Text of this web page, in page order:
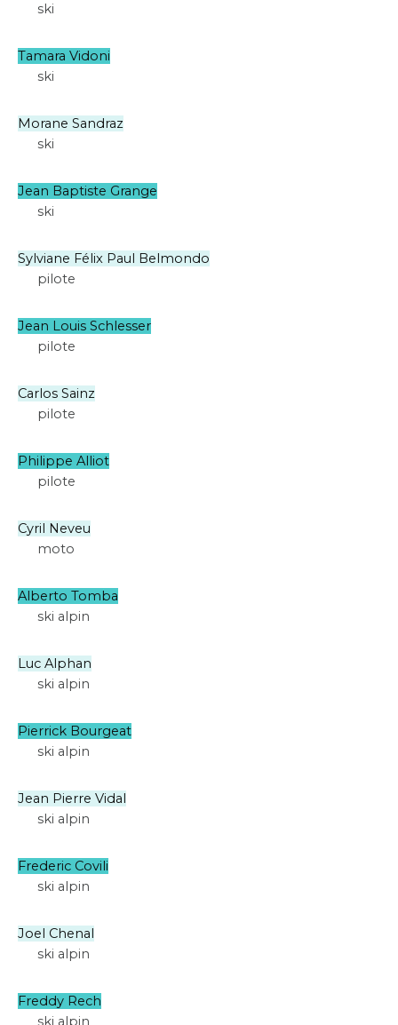
ski
Tamara Vidoni
ski
Morane Sandraz
ski
Jean Baptiste Grange
ski
Sylviane Félix Paul Belmondo
pilote
Jean Louis Schlesser
pilote
Carlos Sainz
pilote
Philippe Alliot
pilote
Cyril Neveu
moto
Alberto Tomba
ski alpin
Luc Alphan
ski alpin
Pierrick Bourgeat
ski alpin
Jean Pierre Vidal
ski alpin
Frederic Covili
ski alpin
Joel Chenal
ski alpin
Freddy Rech
ski alpin